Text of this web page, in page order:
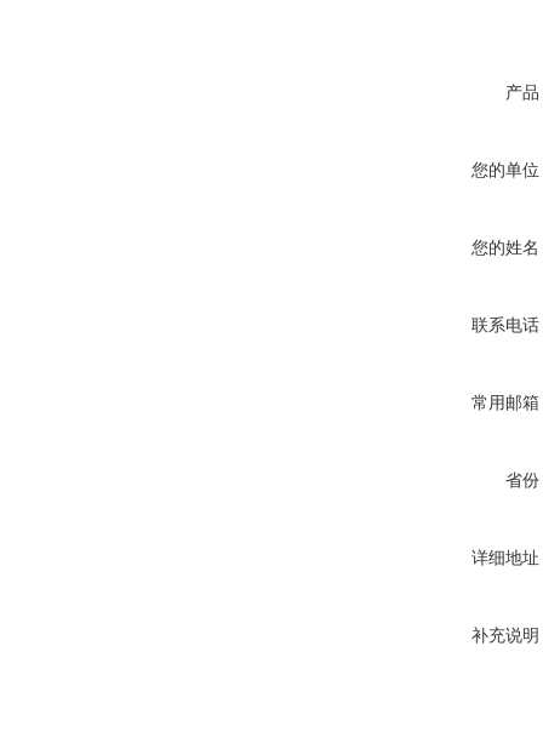
产品
您的单位
您的姓名
联系电话
常用邮箱
省份
详细地址
补充说明